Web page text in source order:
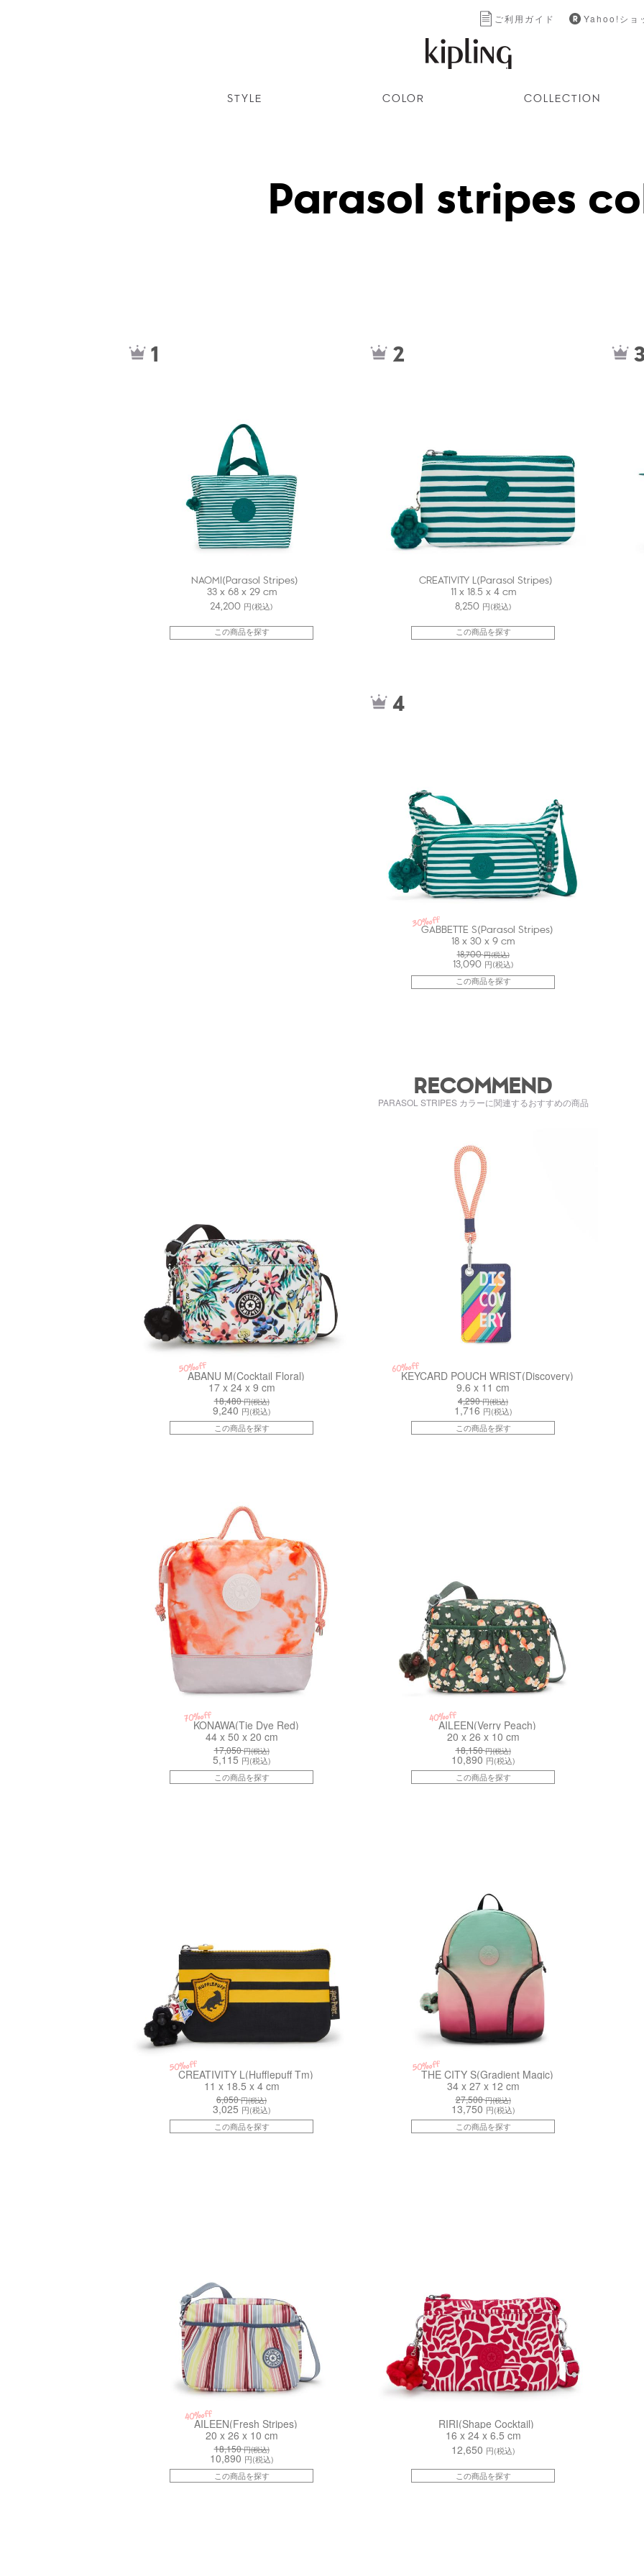
ご利用ガイド Yahoo!ショ
STYLE COLOR COLLECTION
Parasol stripes
1
NAOMI(Parasol Stripes)
33 x 68 x 29 cm
24,200 円(税込)
この商品を探す
2
CREATIVITY L(Parasol Stripes)
11 x 18.5 x 4 cm
8,250 円(税込)
この商品を探す
4
30%off
GABBETTE S(Parasol Stripes)
18 x 30 x 9 cm
18,700円(税込)
13,090 円(税込)
この商品を探す
RECOMMEND
PARASOL STRIPES カラーに関連するおすすめの商品
50%off
ABANU M(Cocktail Floral)
17 x 24 x 9 cm
18,480円(税込)
9,240 円(税込)
この商品を探す
60%off
KEYCARD POUCH WRIST(Discovery)
9.6 x 11 cm
4,290円(税込)
1,716 円(税込)
この商品を探す
70%off
KONAWA(Tie Dye Red)
44 x 50 x 20 cm
17,050円(税込)
5,115 円(税込)
この商品を探す
40%off
AILEEN(Verry Peach)
20 x 26 x 10 cm
18,150円(税込)
10,890 円(税込)
この商品を探す
50%off
CREATIVITY L(Hufflepuff Tm)
11 x 18.5 x 4 cm
6,050円(税込)
3,025 円(税込)
この商品を探す
50%off
THE CITY S(Gradient Magic)
34 x 27 x 12 cm
27,500円(税込)
13,750 円(税込)
この商品を探す
40%off
AILEEN(Fresh Stripes)
20 x 26 x 10 cm
18,150円(税込)
10,890 円(税込)
この商品を探す
RIRI(Shape Cocktail)
16 x 24 x 6.5 cm
12,650 円(税込)
この商品を探す